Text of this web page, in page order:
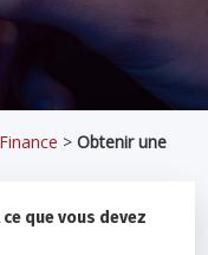
Finance >Obtenir une
que vous devez